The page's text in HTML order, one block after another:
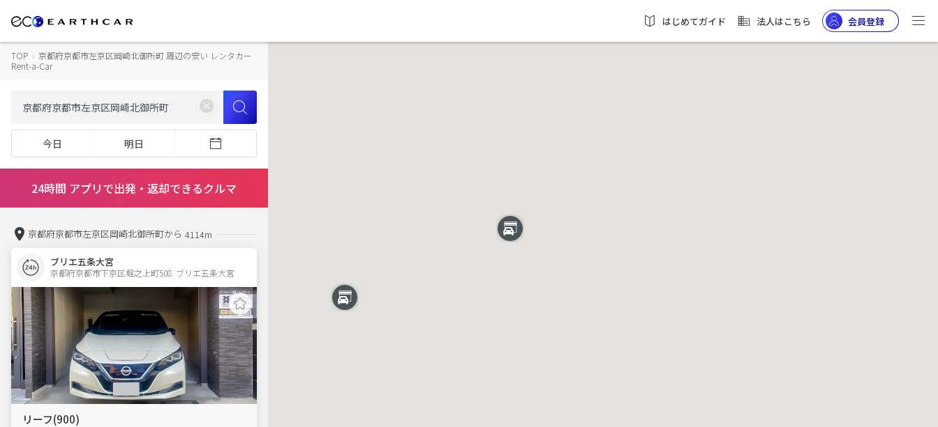
はじめてガイド 法人はこちら 会員登録
TOP › 京都府京都市左京区岡崎北御所町 周辺の安い レンタカー
Rent-a-Car
今日 明日
24時間 アプリで出発・返却できるクルマ
京都府京都市左京区岡崎北御所町から 4114m
ブリエ五条大宮
京都府京都市下京区堀之上町508  ブリエ五条大宮
リーフ(900)